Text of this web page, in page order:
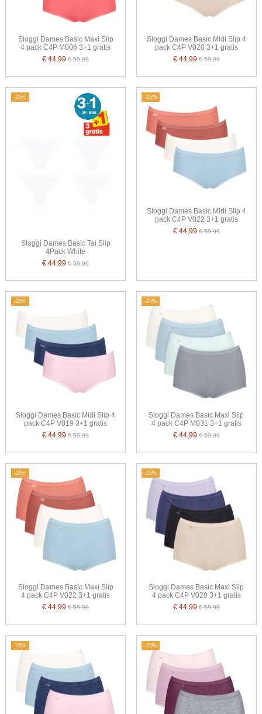
Sloggi Dames Basic Maxi Slip
4 pack C4P M006 3+1 gratis
€ 44,99€ 59,99
Sloggi Dames Basic Midi Slip 4
pack C4P V020 3+1 gratis
€ 44,99€ 59,99
-25%
Sloggi Dames Basic Tai Slip
4Pack White
€ 44,99€ 59,99
-25%
Sloggi Dames Basic Midi Slip 4
pack C4P V022 3+1 gratis
€ 44,99€ 59,99
-25%
Sloggi Dames Basic Midi Slip 4
pack C4P V019 3+1 gratis
€ 44,99€ 59,99
-25%
Sloggi Dames Basic Maxi Slip
4 pack C4P M031 3+1 gratis
€ 44,99€ 59,99
-25%
Sloggi Dames Basic Maxi Slip
4 pack C4P V022 3+1 gratis
€ 44,99€ 59,99
-25%
Sloggi Dames Basic Maxi Slip
4 pack C4P V020 3+1 gratis
€ 44,99€ 59,99
-25% -25%